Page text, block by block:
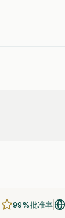
99%批准率